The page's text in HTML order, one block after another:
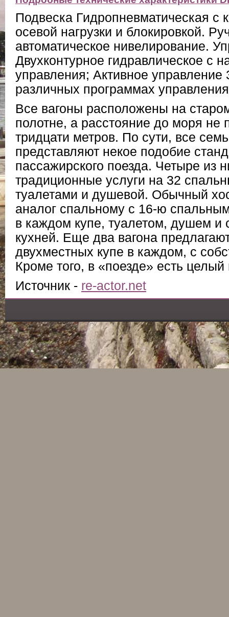
Подвеска Гидропневматическая с
осевой нагрузки и блокировкой.
автоматическое нивелирование.
Двухконтурное гидравлическое с
управления; Активное управление
различных программах
Все вагоны расположены на
полотне, а расстояние до моря не
тридцати метров. По сути, все
представляют некое подобие
пассажирского поезда. Четыре из
традиционные услуги на 32
туалетами и душевой. Обычный
аналог спальному с 16-ю
в каждом купе, туалетом, душем и
кухней. Еще два вагона
двухместных купе в каждом, с
Кроме того, в «поезде» есть целый
Источник - re-actor.net